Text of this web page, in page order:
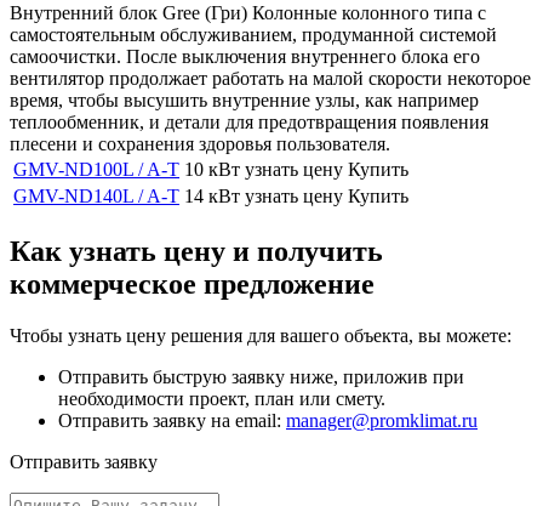
Внутренний блок Gree (Гри) Колонные колонного типа с
самостоятельным обслуживанием, продуманной системой
самоочистки. После выключения внутреннего блока его
вентилятор продолжает работать на малой скорости некоторое
время, чтобы высушить внутренние узлы, как например
теплообменник, и детали для предотвращения появления
плесени и сохранения здоровья пользователя.
GMV-ND100L / A-T 10 кВт узнать цену Купить
GMV-ND140L / A-T 14 кВт узнать цену Купить
Как узнать цену и получить
коммерческое предложение
Чтобы узнать цену решения для вашего объекта, вы можете:
Отправить быструю заявку ниже, приложив при
необходимости проект, план или смету.
Отправить заявку на email: manager@promklimat.ru
Отправить заявку